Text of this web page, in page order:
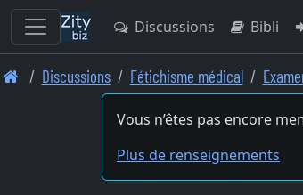
Skip
Discussions Bibli
Discussions Fétichisme médical
Vous n’êtes pas encore
Plus de renseignements